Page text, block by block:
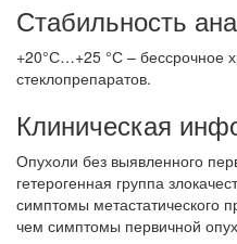
Стабильность
+20°С…+25 °С – бессрочное
стеклопрепаратов.
Клиническая
Опухоли без выявленного
гетерогенная группа
симптомы метастатического
чем симптомы первичной